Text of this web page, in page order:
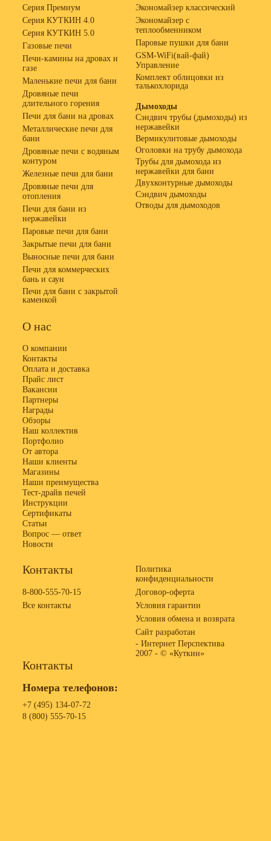
Серия Премиум
Серия КУТКИН 4.0
Серия КУТКИН 5.0
Газовые печи
Печи-камины на дровах и
газе
Маленькие печи для бани
Дровяные печи
длительного горения
Печи для бани на дровах
Металлические печи для
бани
Дровяные печи с водяным
контуром
Железные печи для бани
Дровяные печи для
отопления
Печи для бани из
нержавейки
Паровые печи для бани
Закрытые печи для бани
Выносные печи для бани
Печи для коммерческих
бань и саун
Печи для бани с закрытой
каменкой
Экономайзер классический
Экономайзер с
теплообменником
Паровые пушки для бани
GSM-WiFi(вай-фай)
Управление
Комплект облицовки из
талькохлорида
Дымоходы
Сэндвич трубы (дымоходы) из
нержавейки
Вермикулитовые дымоходы
Оголовки на трубу дымохода
Трубы для дымохода из
нержавейки для бани
Двухконтурные дымоходы
Сэндвич дымоходы
Отводы для дымоходов
О нас
О компании
Контакты
Оплата и доставка
Прайс лист
Вакансии
Партнеры
Награды
Обзоры
Наш коллектив
Портфолио
От автора
Наши клиенты
Магазины
Наши преимущества
Тест-драйв печей
Инструкции
Сертификаты
Статьи
Вопрос — ответ
Новости
Контакты
8-800-555-70-15
Все контакты
Политика
конфиденциальности
Договор-оферта
Условия гарантии
Условия обмена и возврата
Сайт разработан
- Интернет Перспектива
2007 - © «Куткин»
Контакты
Номера телефонов:
+7 (495) 134-07-72
8 (800) 555-70-15